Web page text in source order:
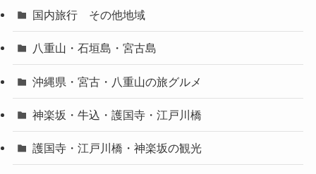
国内旅行 その他地域
八重山・石垣島・宮古島
沖縄県・宮古・八重山の旅グルメ
神楽坂・牛込・護国寺・江戸川橋
護国寺・江戸川橋・神楽坂の観光